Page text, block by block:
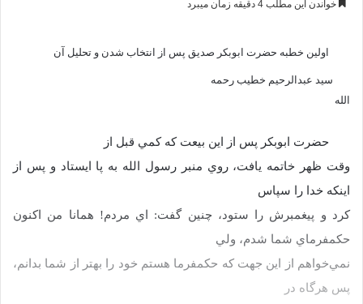
خواندن این مطلب 4 دقیقه زمان میبرد
اولين خطبه حضرت ابوبکر صدیق پس از انتخاب شدن و تحلیل آن
سيد عبدالرحيم خطيب رحمه
الله
حضرت ابوبكر پس از اين بيعت كه كمي قبل از
وقت ظهر خاتمه يافت، روي منبر رسول الله به پا ايستاد و پس از
اينكه خدا را سپاس
كرد و پيغمبرش را ستود، چنين گفت: اي مردم! همانا من اكنون
حكمفرماي شما شدم، ولي
نمي‌خواهم از اين جهت كه حكمفرما هستم خود را بهتر از شما بدانم،
پس هرگاه در